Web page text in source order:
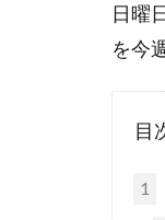
日曜
を今
目
1